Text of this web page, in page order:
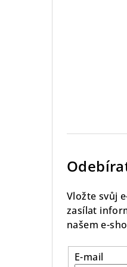
Vložte svůj
zasílat
našem e-
E-mail